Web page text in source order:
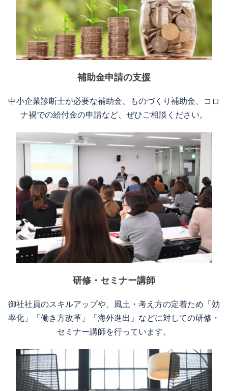
補助金申請の支援
中小企業診断士が必要な補助金、ものづくり補助金、コロ
ナ禍での給付金の申請など、ぜひご相談ください。
研修・セミナー講師
御社社員のスキルアップや、風土・考え方の定着ため「効
率化」「働き方改革」「海外進出」などに対しての研修・
セミナー講師を行っています。